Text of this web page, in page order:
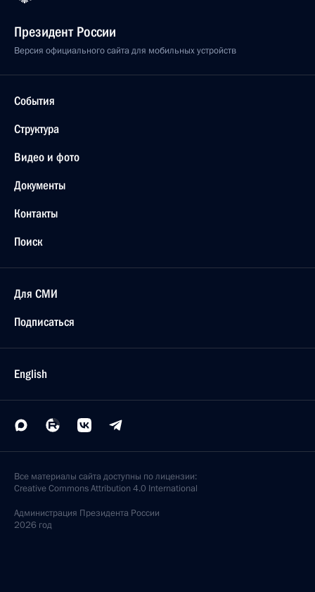
Президент России
Версия официального сайта для мобильных устройств
События
Структура
Видео и фото
Документы
Контакты
Поиск
Для СМИ
Подписаться
English
Все материалы сайта доступны по лицензии:
Creative Commons Attribution 4.0 International
Администрация Президента России
2026 год